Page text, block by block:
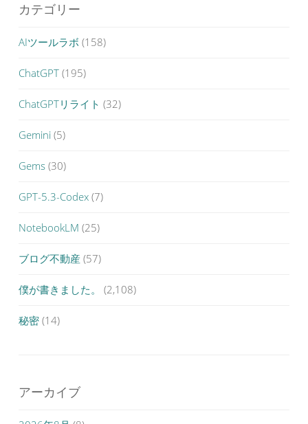
カテゴリー
AIツールラボ (158)
ChatGPT (195)
ChatGPTリライト (32)
Gemini (5)
Gems (30)
GPT-5.3-Codex (7)
NotebookLM (25)
ブログ不動産 (57)
僕が書きました。 (2,108)
秘密 (14)
アーカイブ